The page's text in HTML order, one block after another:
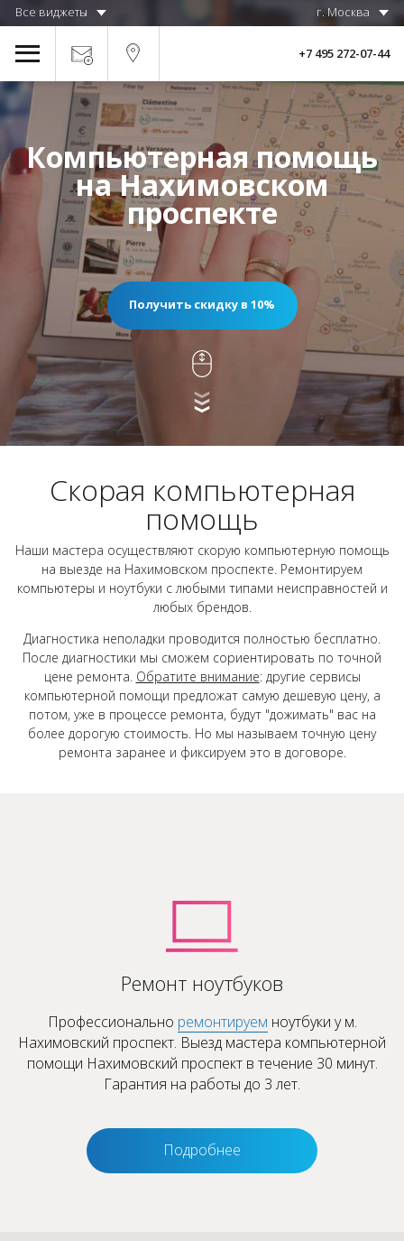
Все виджеты г. Москва
+7 495 272-07-44
Компьютерная помощь
на Нахимовском
проспекте
Получить скидку в 10%
Скорая компьютерная
помощь
Наши мастера осуществляют скорую компьютерную помощь
на выезде на Нахимовском проспекте. Ремонтируем
компьютеры и ноутбуки с любыми типами неисправностей и
любых брендов.
Диагностика неполадки проводится полностью бесплатно.
После диагностики мы сможем сориентировать по точной
цене ремонта. Обратите внимание: другие сервисы
компьютерной помощи предложат самую дешевую цену, а
потом, уже в процессе ремонта, будут "дожимать" вас на
более дорогую стоимость. Но мы называем точную цену
ремонта заранее и фиксируем это в договоре.
Ремонт ноутбуков
Профессионально ремонтируем ноутбуки у м.
Нахимовский проспект. Выезд мастера компьютерной
помощи Нахимовский проспект в течение 30 минут.
Гарантия на работы до 3 лет.
Подробнее